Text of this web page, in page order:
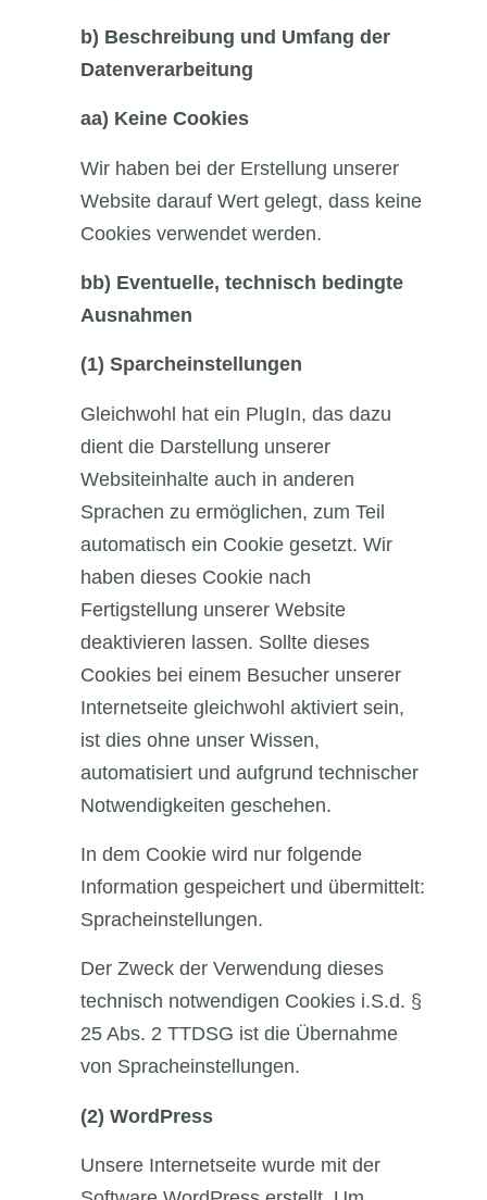
b) Beschreibung und Umfang der
Datenverarbeitung
aa) Keine Cookies
Wir haben bei der Erstellung unserer
Website darauf Wert gelegt, dass keine
Cookies verwendet werden.
bb) Eventuelle, technisch bedingte
Ausnahmen
(1) Sparcheinstellungen
Gleichwohl hat ein PlugIn, das dazu
dient die Darstellung unserer
Websiteinhalte auch in anderen
Sprachen zu ermöglichen, zum Teil
automatisch ein Cookie gesetzt. Wir
haben dieses Cookie nach
Fertigstellung unserer Website
deaktivieren lassen. Sollte dieses
Cookies bei einem Besucher unserer
Internetseite gleichwohl aktiviert sein,
ist dies ohne unser Wissen,
automatisiert und aufgrund technischer
Notwendigkeiten geschehen.
In dem Cookie wird nur folgende
Information gespeichert und übermittelt:
Spracheinstellungen.
Der Zweck der Verwendung dieses
technisch notwendigen Cookies i.S.d. §
25 Abs. 2 TTDSG ist die Übernahme
von Spracheinstellungen.
(2) WordPress
Unsere Internetseite wurde mit der